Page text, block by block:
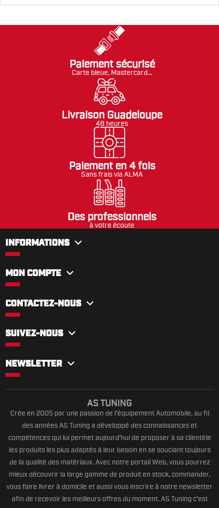
Paiement sécurisé
Carte bleue, Mastercard...
Livraison Guadeloupe
48 heures
Paiement en 4 fois
Sans frais via ALMA
Des professionnels
à votre écoute
INFORMATIONS
MON COMPTE
CONTACTEZ-NOUS
SUIVEZ-NOUS
NEWSLETTER
AS TUNING
Crée en 2005 par une passion de l’équipement Automobile, au fil
des années AS Tuning a développé des connaissances et
compétences qui lui permet aujourd’hui de proposer à sa clientèle
les produits les plus adaptés à leur besoin en se souciant toujours
de la qualité des matériaux. Avec notre portail Web, vous pourrez
mieux découvrir la large gamme de produit en stock, commander,
vous faire livrer à domicile et aussi vous inscrire à notre newsletter
afin de recevoir les meilleurs offres du moment. AS Tuning c’est